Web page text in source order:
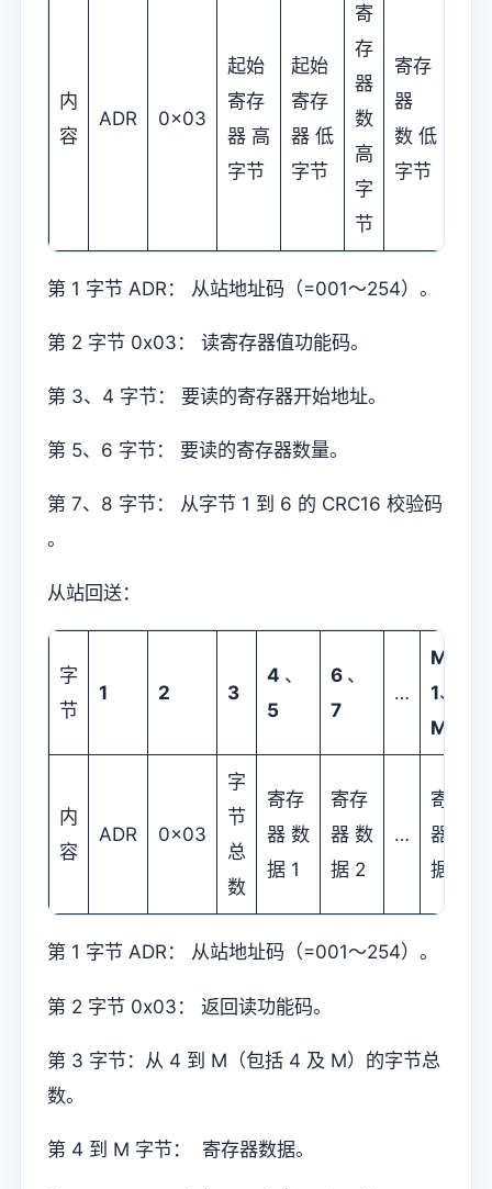
内
容
ADR 0x03
起始
寄存
器 高
字节
起始
寄存
器 低
字节
寄
存
器
数
高
字
节
寄存
器
数 低
字节
第 1 字节 ADR： 从站地址码（=001～254）。
第 2 字节 0x03： 读寄存器值功能码。
第 3、4 字节： 要读的寄存器开始地址。
第 5、6 字节： 要读的寄存器数量。
第 7、8 字节： 从字节 1 到 6 的 CRC16 校验码
。
从站回送：
字
节
1 2 3
4 、
5
6 、
7
…
M-
1、
M
内
容
ADR 0x03
字
节
总
数
寄存
器 数
据 1
寄存
器 数
据 2
…
寄存
器数
据 M
第 1 字节 ADR： 从站地址码（=001～254）。
第 2 字节 0x03： 返回读功能码。
第 3 字节：从 4 到 M（包括 4 及 M）的字节总
数。
第 4 到 M 字节： 寄存器数据。